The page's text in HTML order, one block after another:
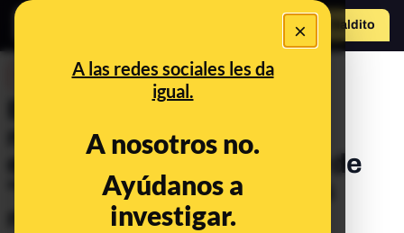
×
A las redes sociales les da
igual.
A nosotros no.
Ayúdanos a
investigar.
Hazte Maldito
El bulo que usa fotos
manipuladas o de otras
enfermedades para hablar de
"reacciones cutáneas a las
mascarillas"